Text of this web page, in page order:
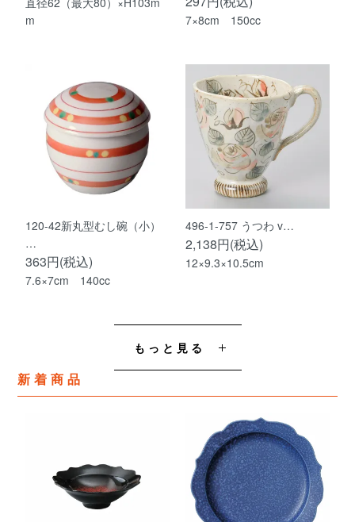
m
7×8cm 150cc
120-42新丸型むし碗（小）
…
363円(税込)
7.6×7cm 140cc
496-1-757 うつわ v…
2,138円(税込)
12×9.3×10.5cm
もっと見る
新着商品